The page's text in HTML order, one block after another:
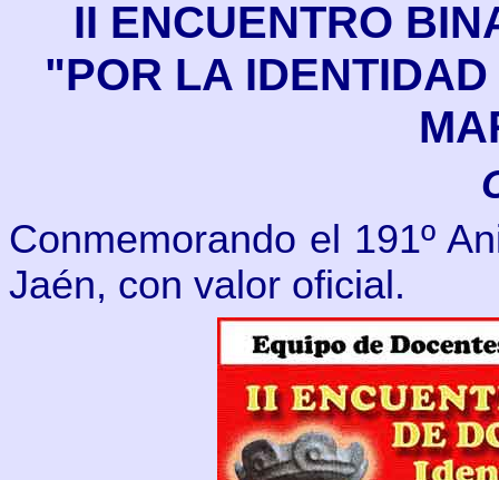
II ENCUENTRO
"POR LA
Conmemorando el 191º
Jaén, con valor oficial.